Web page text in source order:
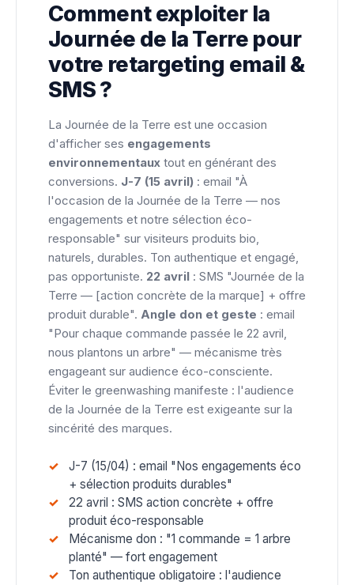
Comment exploiter la
Journée de la Terre pour
votre retargeting email &
SMS ?
La Journée de la Terre est une occasion
d'afficher ses engagements
environnementaux tout en générant des
conversions. J-7 (15 avril) : email "À
l'occasion de la Journée de la Terre — nos
engagements et notre sélection éco-
responsable" sur visiteurs produits bio,
naturels, durables. Ton authentique et engagé,
pas opportuniste. 22 avril : SMS "Journée de la
Terre — [action concrète de la marque] + offre
produit durable". Angle don et geste : email
"Pour chaque commande passée le 22 avril,
nous plantons un arbre" — mécanisme très
engageant sur audience éco-consciente.
Éviter le greenwashing manifeste : l'audience
de la Journée de la Terre est exigeante sur la
sincérité des marques.
J-7 (15/04) : email "Nos engagements éco
+ sélection produits durables"
22 avril : SMS action concrète + offre
produit éco-responsable
Mécanisme don : "1 commande = 1 arbre
planté" — fort engagement
Ton authentique obligatoire : l'audience